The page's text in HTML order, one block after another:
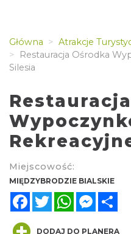
Główna
Atrakcje
Restauracja Ośrodka
Silesia
Miejscowość:
MIĘDZYBRODZIE BIALSKIE
FacebookTwitterWhatsApp
DODAJ DO PLANERA